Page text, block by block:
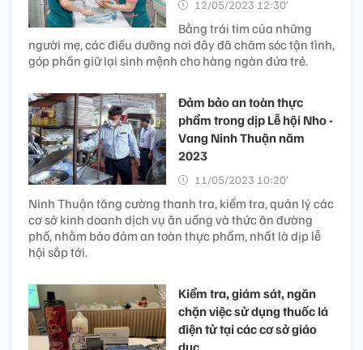
12/05/2023 12:30’
Bằng trái tim của những
người mẹ, các điều dưỡng nơi đây đã chăm sóc tận tình,
góp phần giữ lại sinh mệnh cho hàng ngàn đứa trẻ.
Đảm bảo an toàn thực
phẩm trong dịp Lễ hội Nho -
Vang Ninh Thuận năm
2023
11/05/2023 10:20’
Ninh Thuận tăng cường thanh tra, kiểm tra, quản lý các
cơ sở kinh doanh dịch vụ ăn uống và thức ăn đường
phố, nhằm bảo đảm an toàn thực phẩm, nhất là dịp lễ
hội sắp tới.
Kiểm tra, giám sát, ngăn
chặn việc sử dụng thuốc lá
điện tử tại các cơ sở giáo